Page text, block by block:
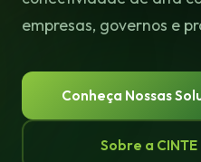
empresas, governos e
Conheça Nossas
Sobre a CINTE